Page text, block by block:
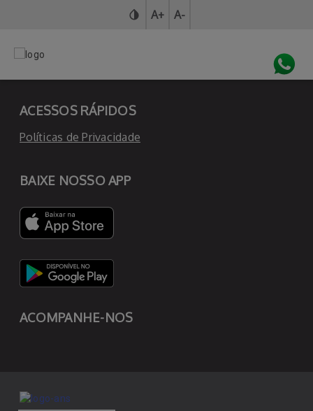
A+ A-
ACESSOS RÁPIDOS
Políticas de Privacidade
BAIXE NOSSO APP
ACOMPANHE-NOS